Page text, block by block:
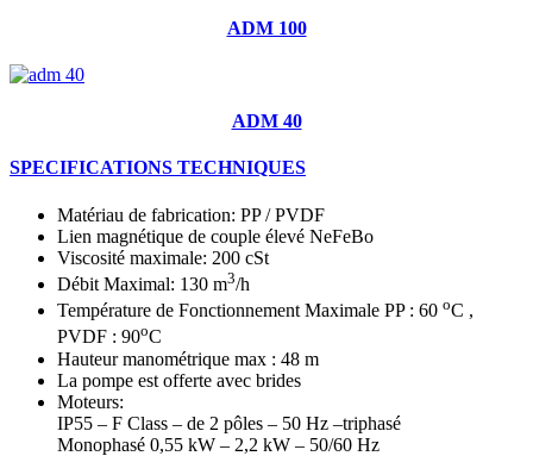
ADM 100
ADM 40
SPECIFICATIONS TECHNIQUES
Matériau de fabrication: PP / PVDF
Lien magnétique de couple élevé NeFeBo
Viscosité maximale: 200 cSt
Débit Maximal: 130 m3/h
Température de Fonctionnement Maximale PP : 60 oC ,
PVDF : 90oC
Hauteur manométrique max : 48 m
La pompe est offerte avec brides
Moteurs:
IP55 – F Class – de 2 pôles – 50 Hz –triphasé
Monophasé 0,55 kW – 2,2 kW – 50/60 Hz